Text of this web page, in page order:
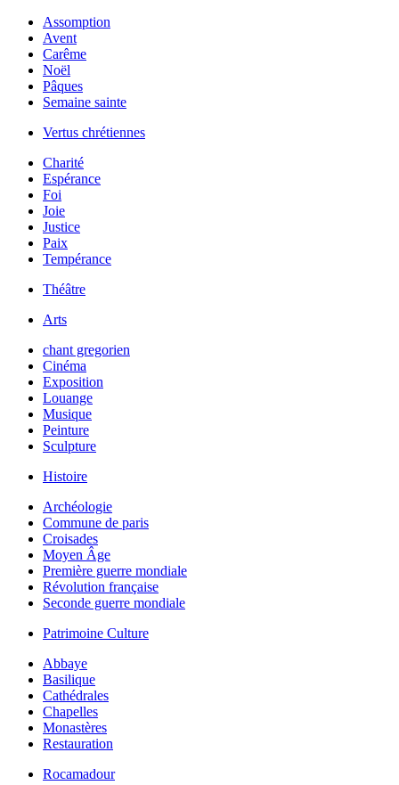
Assomption
Avent
Carême
Noël
Pâques
Semaine sainte
Vertus chrétiennes
Charité
Espérance
Foi
Joie
Justice
Paix
Tempérance
Théâtre
Arts
chant gregorien
Cinéma
Exposition
Louange
Musique
Peinture
Sculpture
Histoire
Archéologie
Commune de paris
Croisades
Moyen Âge
Première guerre mondiale
Révolution française
Seconde guerre mondiale
Patrimoine Culture
Abbaye
Basilique
Cathédrales
Chapelles
Monastères
Restauration
Rocamadour